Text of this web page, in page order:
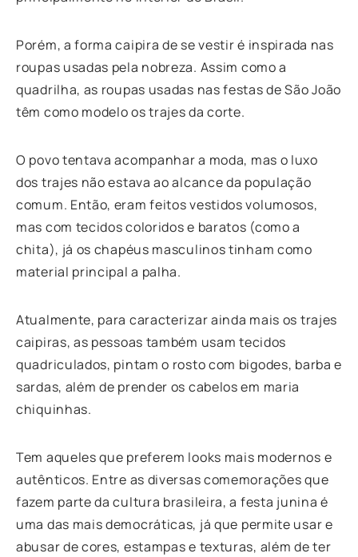
Porém, a forma caipira de se vestir é inspirada nas
roupas usadas pela nobreza. Assim como a
quadrilha, as roupas usadas nas festas de São João
têm como modelo os trajes da corte.
O povo tentava acompanhar a moda, mas o luxo
dos trajes não estava ao alcance da população
comum. Então, eram feitos vestidos volumosos,
mas com tecidos coloridos e baratos (como a
chita), já os chapéus masculinos tinham como
material principal a palha.
Atualmente, para caracterizar ainda mais os trajes
caipiras, as pessoas também usam tecidos
quadriculados, pintam o rosto com bigodes, barba e
sardas, além de prender os cabelos em maria
chiquinhas.
Tem aqueles que preferem looks mais modernos e
autênticos. Entre as diversas comemorações que
fazem parte da cultura brasileira, a festa junina é
uma das mais democráticas, já que permite usar e
abusar de cores, estampas e texturas, além de ter